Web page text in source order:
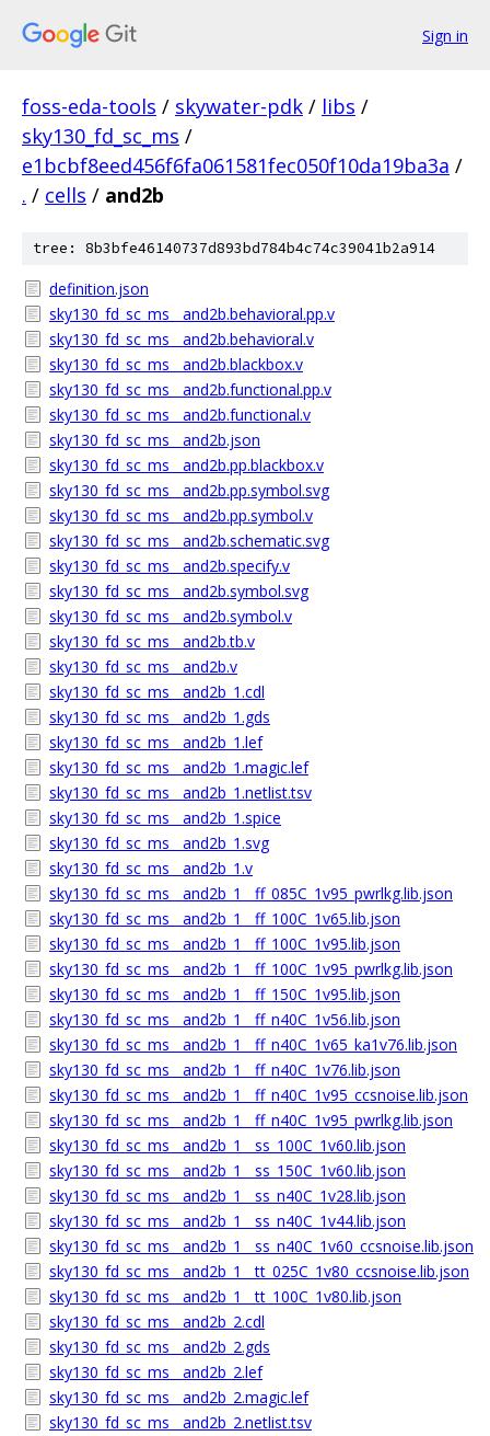
Sign in
foss-eda-tools / skywater-pdk / libs /
sky130_fd_sc_ms /
e1bcbf8eed456f6fa061581fec050f10da19ba3a /
. / cells / and2b
tree: 8b3bfe46140737d893bd784b4c74c39041b2a914
definition.json
sky130_fd_sc_ms__and2b.behavioral.pp.v
sky130_fd_sc_ms__and2b.behavioral.v
sky130_fd_sc_ms__and2b.blackbox.v
sky130_fd_sc_ms__and2b.functional.pp.v
sky130_fd_sc_ms__and2b.functional.v
sky130_fd_sc_ms__and2b.json
sky130_fd_sc_ms__and2b.pp.blackbox.v
sky130_fd_sc_ms__and2b.pp.symbol.svg
sky130_fd_sc_ms__and2b.pp.symbol.v
sky130_fd_sc_ms__and2b.schematic.svg
sky130_fd_sc_ms__and2b.specify.v
sky130_fd_sc_ms__and2b.symbol.svg
sky130_fd_sc_ms__and2b.symbol.v
sky130_fd_sc_ms__and2b.tb.v
sky130_fd_sc_ms__and2b.v
sky130_fd_sc_ms__and2b_1.cdl
sky130_fd_sc_ms__and2b_1.gds
sky130_fd_sc_ms__and2b_1.lef
sky130_fd_sc_ms__and2b_1.magic.lef
sky130_fd_sc_ms__and2b_1.netlist.tsv
sky130_fd_sc_ms__and2b_1.spice
sky130_fd_sc_ms__and2b_1.svg
sky130_fd_sc_ms__and2b_1.v
sky130_fd_sc_ms__and2b_1__ff_085C_1v95_pwrlkg.lib.json
sky130_fd_sc_ms__and2b_1__ff_100C_1v65.lib.json
sky130_fd_sc_ms__and2b_1__ff_100C_1v95.lib.json
sky130_fd_sc_ms__and2b_1__ff_100C_1v95_pwrlkg.lib.json
sky130_fd_sc_ms__and2b_1__ff_150C_1v95.lib.json
sky130_fd_sc_ms__and2b_1__ff_n40C_1v56.lib.json
sky130_fd_sc_ms__and2b_1__ff_n40C_1v65_ka1v76.lib.json
sky130_fd_sc_ms__and2b_1__ff_n40C_1v76.lib.json
sky130_fd_sc_ms__and2b_1__ff_n40C_1v95_ccsnoise.lib.json
sky130_fd_sc_ms__and2b_1__ff_n40C_1v95_pwrlkg.lib.json
sky130_fd_sc_ms__and2b_1__ss_100C_1v60.lib.json
sky130_fd_sc_ms__and2b_1__ss_150C_1v60.lib.json
sky130_fd_sc_ms__and2b_1__ss_n40C_1v28.lib.json
sky130_fd_sc_ms__and2b_1__ss_n40C_1v44.lib.json
sky130_fd_sc_ms__and2b_1__ss_n40C_1v60_ccsnoise.lib.json
sky130_fd_sc_ms__and2b_1__tt_025C_1v80_ccsnoise.lib.json
sky130_fd_sc_ms__and2b_1__tt_100C_1v80.lib.json
sky130_fd_sc_ms__and2b_2.cdl
sky130_fd_sc_ms__and2b_2.gds
sky130_fd_sc_ms__and2b_2.lef
sky130_fd_sc_ms__and2b_2.magic.lef
sky130_fd_sc_ms__and2b_2.netlist.tsv